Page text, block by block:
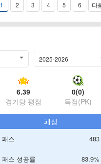
1 2 3 4 5 6 다
2025-2026
6.39
경기당 평점
0(0)
득점(PK)
패싱
패스 483
패스 성공률 83.9%